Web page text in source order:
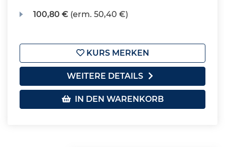
100,80 € (erm. 50,40 €)
KURS MERKEN
WEITERE DETAILS
IN DEN WARENKORB